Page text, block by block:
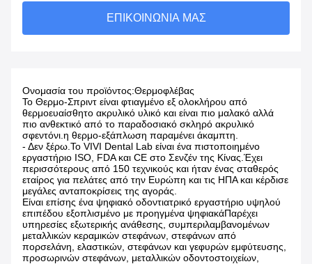
ΕΠΙΚΟΙΝΩΝΊΑ ΜΑΣ
Ονομασία του προϊόντος:Θερμοφλέβας
Το Θερμο-Σπριντ είναι φτιαγμένο εξ ολοκλήρου από
θερμοευαίσθητο ακρυλικό υλικό και είναι πιο μαλακό αλλά
πιο ανθεκτικό από το παραδοσιακό σκληρό ακρυλικό
σφεντόνι.η θερμο-εξάπλωση παραμένει άκαμπτη.
- Δεν ξέρω. Το VIVI Dental Lab είναι ένα πιστοποιημένο
εργαστήριο ISO, FDA και CE στο Σενζέν της Κίνας.Έχει
περισσότερους από 150 τεχνικούς και ήταν ένας σταθερός
εταίρος για πελάτες από την Ευρώπη και τις ΗΠΑ και κέρδισε
μεγάλες ανταποκρίσεις της αγοράς.
Είναι επίσης ένα ψηφιακό οδοντιατρικό εργαστήριο υψηλού
επιπέδου εξοπλισμένο με προηγμένα ψηφιακάΠαρέχει
υπηρεσίες εξωτερικής ανάθεσης, συμπεριλαμβανομένων
μεταλλικών κεραμικών στεφάνων, στεφάνων από
πορσελάνη, ελαστικών, στεφάνων και γεφυρών εμφύτευσης,
προσωρινών στεφάνων, μεταλλικών οδοντοστοιχείων,